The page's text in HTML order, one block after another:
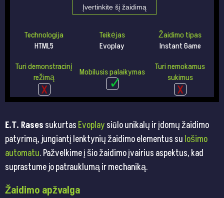
Įvertinkite šį žaidimą
Technologija
HTML5
Teikėjas
Evoplay
Žaidimo tipas
Instant Game
Turi demonstracinį
režimą
Mobilusis palaikymas
Turi nemokamus
sukimus
E.T. Rasessukurtas Evoplaysiūlo unikalų ir įdomų žaidimo
patyrimą, jungiantį lenktynių žaidimo elementus su lošimo
automatu. Pažvelkime į šio žaidimo įvairius aspektus, kad
suprastume jo patrauklumą ir mechaniką.
Žaidimo apžvalga